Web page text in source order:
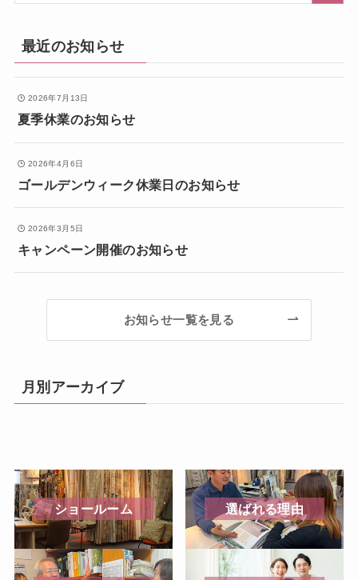
最近のお知らせ
2026年7月13日
夏季休業のお知らせ
2026年4月6日
ゴールデンウィーク休業日のお知らせ
2026年3月5日
キャンペーン開催のお知らせ
お知らせ一覧を見る
月別アーカイブ
ショールーム 選ばれる理由